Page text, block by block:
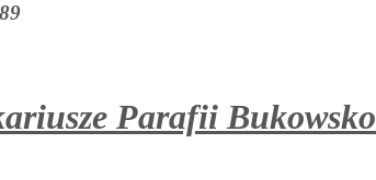
Parafii Bukowsko